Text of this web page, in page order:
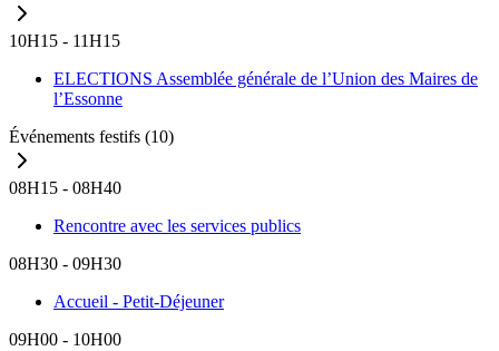
10H15 - 11H15
ELECTIONS Assemblée générale de l’Union des Maires de
l’Essonne
Événements festifs (10)
08H15 - 08H40
Rencontre avec les services publics
08H30 - 09H30
Accueil - Petit-Déjeuner
09H00 - 10H00